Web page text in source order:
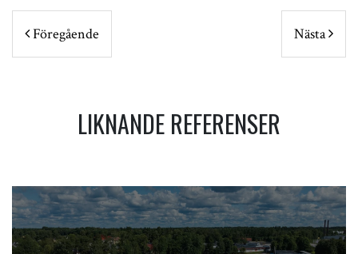
POST NAVIGATION
Föregående Nästa
LIKNANDE REFERENSER